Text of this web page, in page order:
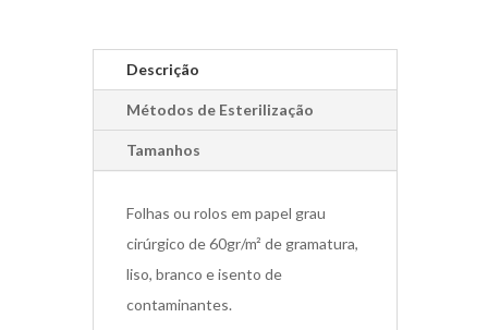
Descrição
Métodos de Esterilização
Tamanhos
Folhas ou rolos em papel grau
cirúrgico de 60gr/m² de gramatura,
liso, branco e isento de
contaminantes.